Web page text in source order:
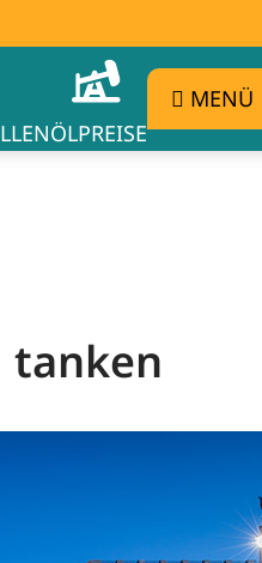
ÖLPREISE
MENÜ
tanken